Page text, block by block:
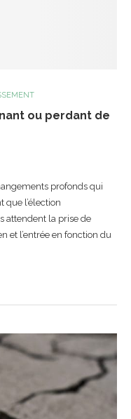
ou perdant de
profonds qui
que l’élection
attendent la prise de
et l’entrée en fonction du